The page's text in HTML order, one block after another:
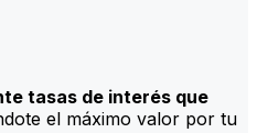
tasas de interés que
el máximo valor por tu